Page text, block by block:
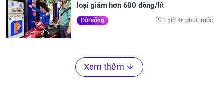
loại giảm hơn 600 đồng/lít
Đời sống 1 giờ 46 phút trước
Xem thêm